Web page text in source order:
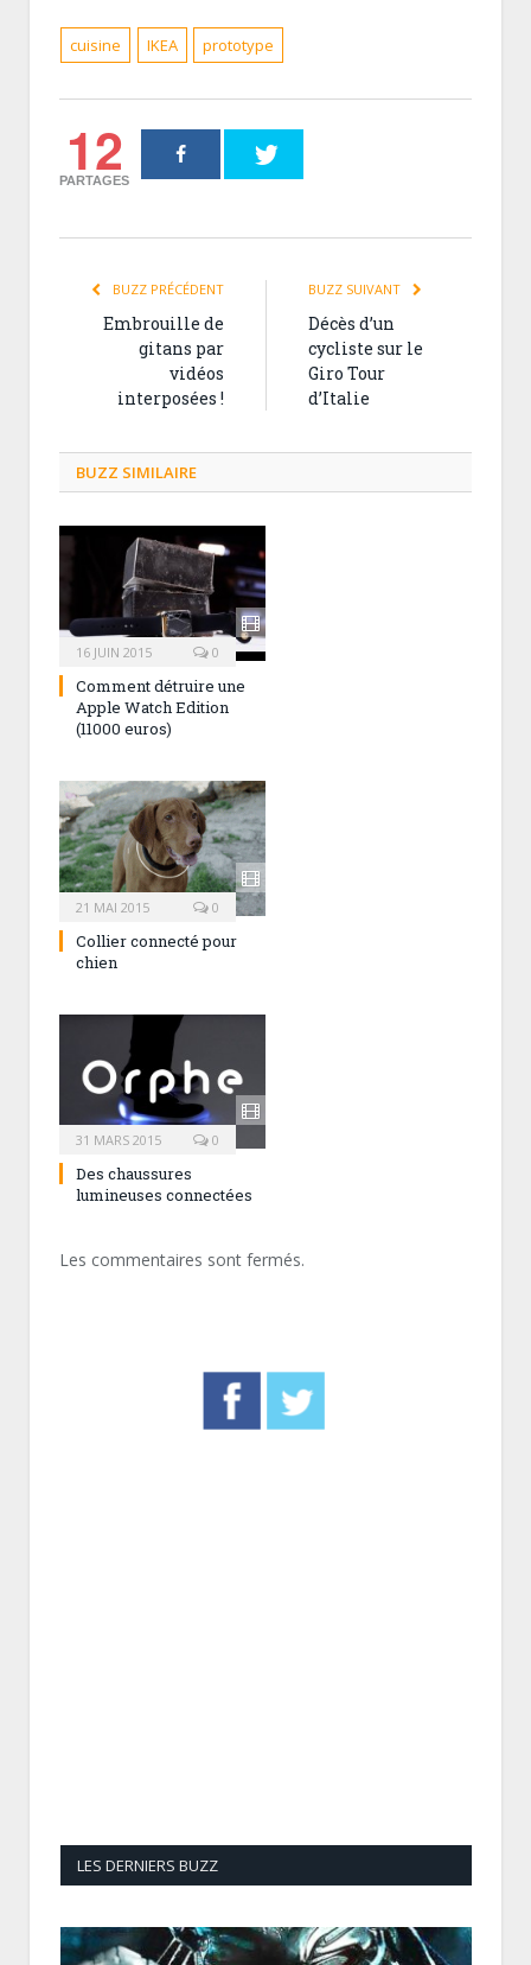
cuisine IKEA prototype
12
PARTAGES
BUZZ PRÉCÉDENT
Embrouille de
gitans par
vidéos
interposées !
BUZZ SUIVANT
Décès d’un
cycliste sur le
Giro Tour
d’Italie
BUZZ SIMILAIRE
16 JUIN 2015 0
Comment détruire une
Apple Watch Edition
(11000 euros)
21 MAI 2015 0
Collier connecté pour
chien
31 MARS 2015 0
Des chaussures
lumineuses connectées
Les commentaires sont fermés.
LES DERNIERS BUZZ